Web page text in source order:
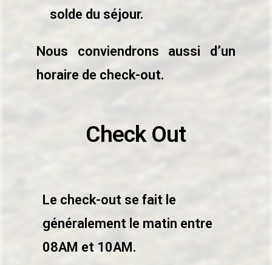
solde du séjour.
Nous conviendrons aussi d’un
horaire de check-out.
Check Out
Le check-out se fait le
généralement le matin entre
08AM et 10AM.